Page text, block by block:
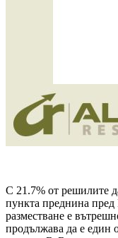
С 21.7% от решилите
пункта преднина
разместване е
продължава да е един